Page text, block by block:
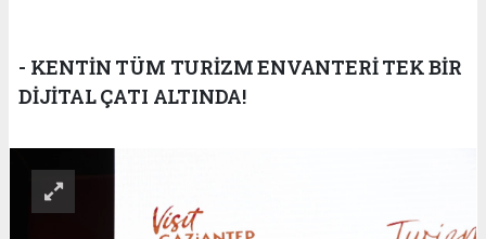
- KENTİN TÜM TURİZM ENVANTERİ TEK BİR
DİJİTAL ÇATI ALTINDA!